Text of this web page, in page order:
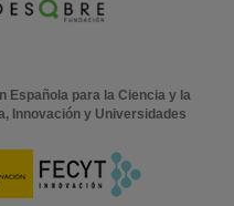
Española para la Ciencia y la
Innovación y Universidades